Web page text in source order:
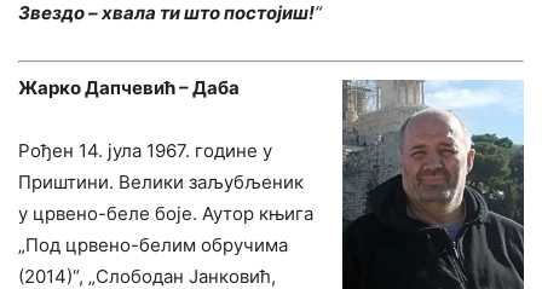
Звездо – хвала ти што постојиш!“
Жарко Дапчевић – Даба
Рођен 14. јула 1967. године у
Приштини. Велики заљубљеник
у црвено-беле боје. Аутор књига
„Под црвено-белим обручима
(2014)“, „Слободан Јанковић,